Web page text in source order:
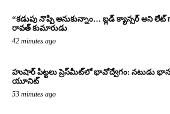
“కడుపు నొప్పి అనుకున్నాం… బ్లడ్ క్యాన్సర్ అని
రావత్ కుమారుడు
42 minutes ago
హుషార్ పిట్టలు ప్రెస్‌మీట్‌లో భావోద్వేగం: నటుడు
యూనిట్
53 minutes ago